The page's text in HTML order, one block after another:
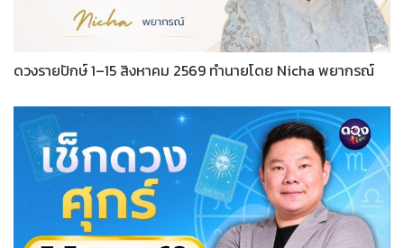
ดวงรายปักษ์ 1–15 สิงหาคม 2569 ทำนายโดย Nicha พยากรณ์